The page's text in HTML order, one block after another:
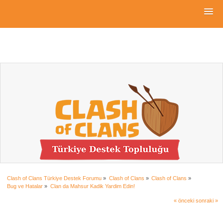
Clash of Clans Türkiye Destek Forumu » Clash of Clans » Clash of Clans »
Bug ve Hatalar » Clan da Mahsur Kadik Yardim Edin!
« önceki sonraki »